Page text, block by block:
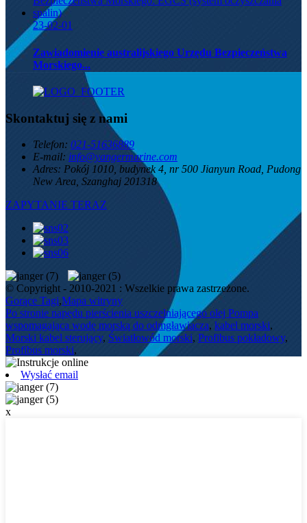
23-02-01
Zawiadomienie australijskiego Urzędu Bezpieczeństwa
Morskiego...
Skontaktuj się z nami
Telefon: 021-51636889
E-mail: info@yangermarine.com
Adres: Pokój 1010, budynek 4, nr 500 Jianyun Road, Pudong
New Area, Szanghaj 201318
ZAPYTANIE TERAZ
© Copyright - 2010-2021 : Wszelkie prawa zastrzeżone.
Gorące Tagi,Mapa witryny
Po stronie napędu pierścienia uszczelniającego olej Pompa
wspomagająca wodę morską do odmgławiacza, kabel morski,
Morski kabel sterujący, Światłowód morski, Profibus pokładowy,
Profibus morski,
Wysłać email
x